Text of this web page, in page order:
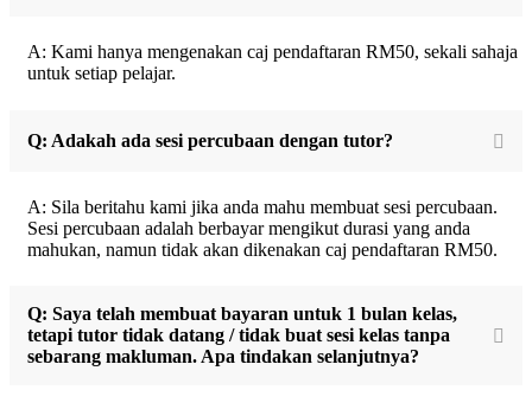
A: Kami hanya mengenakan caj pendaftaran RM50, sekali sahaja
untuk setiap pelajar.
Q: Adakah ada sesi percubaan dengan tutor?
A: Sila beritahu kami jika anda mahu membuat sesi percubaan.
Sesi percubaan adalah berbayar mengikut durasi yang anda
mahukan, namun tidak akan dikenakan caj pendaftaran RM50.
Q: Saya telah membuat bayaran untuk 1 bulan kelas,
tetapi tutor tidak datang / tidak buat sesi kelas tanpa
sebarang makluman. Apa tindakan selanjutnya?